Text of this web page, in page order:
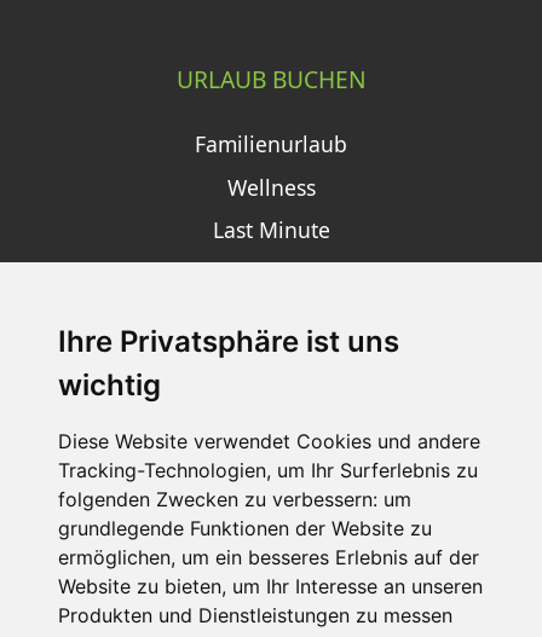
Ihre Privatsphäre ist uns
wichtig
Diese Website verwendet Cookies und andere
Tracking-Technologien, um Ihr Surferlebnis zu
folgenden Zwecken zu verbessern: um
grundlegende Funktionen der Website zu
ermöglichen, um ein besseres Erlebnis auf der
Website zu bieten, um Ihr Interesse an unseren
Produkten und Dienstleistungen zu messen
URLAUB BUCHEN
Familienurlaub
Wellness
Last Minute
SCHNEEHÖHEN SKI APP
Die Schneehoehen Ski APP für iOS und Android - Ein
Muss für alle Wintersportler und Schneefreaks!